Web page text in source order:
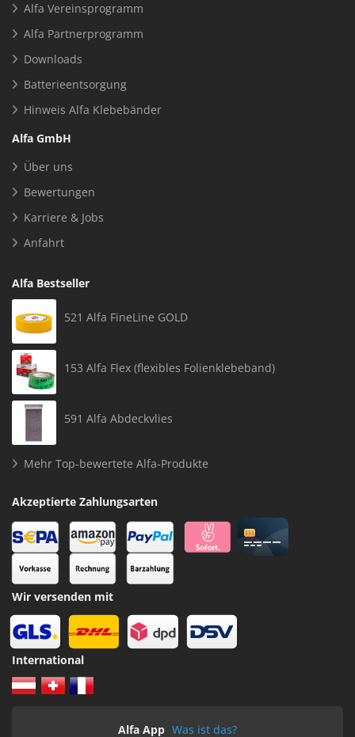
Alfa Vereinsprogramm
Alfa Partnerprogramm
Downloads
Batterieentsorgung
Hinweis Alfa Klebebänder
Alfa GmbH
Über uns
Bewertungen
Karriere & Jobs
Anfahrt
Alfa Bestseller
521 Alfa FineLine GOLD
153 Alfa Flex (flexibles Folienklebeband)
591 Alfa Abdeckvlies
Mehr Top-bewertete Alfa-Produkte
Akzeptierte Zahlungsarten
Wir versenden mit
International
Alfa App Was ist das?